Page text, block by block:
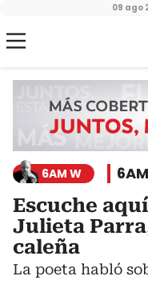
09 ago
6AM W
Escuche
Julieta
caleña
La poeta habló